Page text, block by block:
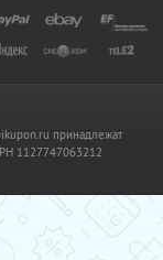
принадлежат
1127747063212